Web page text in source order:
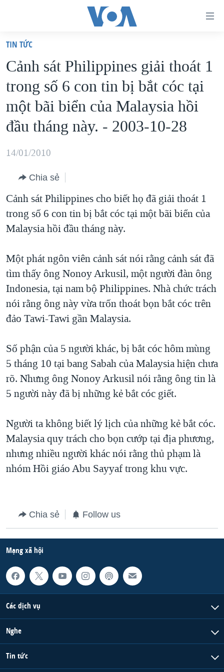
truy
cập
Tới
nội
dung
chính
Tới
hướng
chính
tới
VIỆT NAM
HOA KỲ
BIỂN ĐÔNG
THẾ GIỚI
MỤC
TỰ DO BÁO CHÍ
VẠCH TRẦN TIN GIẢ
NGƯỜI VIỆT HẢI NGOẠI
KINH TẾ
KHOA HỌC
SỨC KHOẺ
VĂN HOÁ
GIÁO DỤC
CHUYÊN ĐỀ
CHIẾN TRANH THƯƠNG MẠI CỦA MỸ: QUÁ KHỨ VÀ HIỆN
TẠI
MỘT NĂM CHIẾN TRANH TẠI DẢI GAZA
GIẢI MÃ VÀNH ĐAI & CON ĐƯỜNG
NGÀY TỊ NẠN THẾ GIỚI
TRỊNH VĨNH BÌNH - NGƯỜI HẠ 'BÊN THẮNG CUỘC'
CHI PHÍ CHIẾN TRANH AFGHANISTAN
CÁC GIÁ TRỊ CỘNG HÒA Ở VIỆT NAM
THƯỢNG ĐỈNH TRUMP-KIM TẠI VIỆT NAM
NGƯ DÂN VIỆT VÀ LÀN SÓNG TRỘM HẢI SÂM
BÊN KIA QUỐC LỘ: TIẾNG VỌNG TỪ NÔNG THÔN MỸ
QUAN HỆ VIỆT MỸ
HỌC TIẾNG ANH
VIDEO
NGHE
MẠNG XÃ HỘI
Ngôn ngữ khác
TIN TỨC
Cảnh sát Philippines giải thoát 1
trong số 6 con tin bị bắt cóc tại
một bãi biển của Malaysia hồi
đầu tháng này. - 2003-10-28
14/01/2010
Chia sẻ
Cảnh sát Philippines cho biết họ đã giải thoát 1
trong số 6 con tin bị bắt cóc tại một bãi biển của
Malaysia hồi đầu tháng này.
Một phát ngôn viên cảnh sát nói rằng cảnh sát đã
tìm thấy ông Nonoy Arkusil, một người đàn ông
Indonesia, tại nam bộ Philippines. Nhà chức trách
nói rằng ông này vừa trốn thoát bọn bắt cóc trên
đảo Tawi-Tawi gần Malaysia.
Số phận của 5 người khác, bị bắt cóc hôm mùng
5 tháng 10 tại bang Sabah của Malaysia hiện chưa
rõ. Nhưng ông Nonoy Arkusil nói rằng ông tin là
5 người này đã bị những kẻ bắt cóc giết.
Người ta không biết lý lịch của những kẻ bắt cóc.
Malaysia quy trách cho bọn cướp tại địa phương,
nhưng nhiều người khác nói rằng thủ phạm là
nhóm Hồi giáo Abu Sayyaf trong khu vực.
Chia sẻ Follow us
Mạng xã hội
Các dịch vụ
Nghe
Tin tức